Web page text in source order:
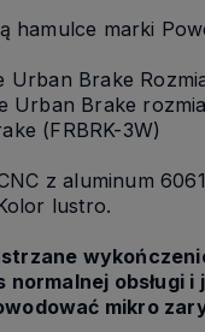
hamulce marki
Urban Brake
Urban Brake
(FRBRK-3W)
z aluminum
lustro.
normalnej obsługi
mikro